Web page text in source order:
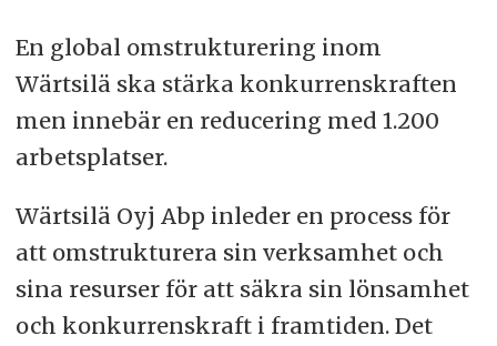
En global omstrukturering inom
Wärtsilä ska stärka konkurrenskraften
men innebär en reducering med 1.200
arbetsplatser.
Wärtsilä Oyj Abp inleder en process för
att omstrukturera sin verksamhet och
sina resurser för att säkra sin lönsamhet
och konkurrenskraft i framtiden. Det